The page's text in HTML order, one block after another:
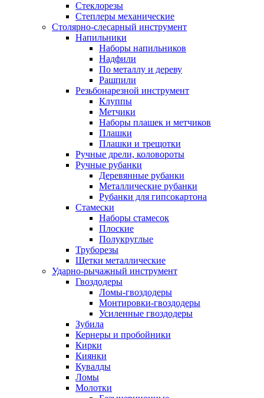
Стеклорезы
Степлеры механические
Столярно-слесарный инструмент
Напильники
Наборы напильников
Надфили
По металлу и дереву
Рашпили
Резьбонарезной инструмент
Клуппы
Метчики
Наборы плашек и метчиков
Плашки
Плашки и трещотки
Ручные дрели, коловороты
Ручные рубанки
Деревянные рубанки
Металлические рубанки
Рубанки для гипсокартона
Стамески
Наборы стамесок
Плоские
Полукруглые
Труборезы
Щетки металлические
Ударно-рычажный инструмент
Гвоздодеры
Ломы-гвоздодеры
Монтировки-гвоздодеры
Усиленные гвоздодеры
Зубила
Кернеры и пробойники
Кирки
Киянки
Кувалды
Ломы
Молотки